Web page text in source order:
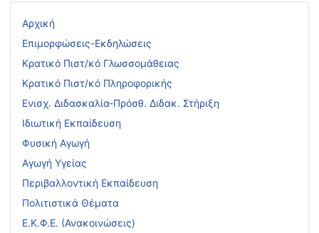
Αρχική
Επιμορφώσεις-Εκδηλώσεις
Κρατικό Πιστ/κό Γλωσσομάθειας
Κρατικό Πιστ/κό Πληροφορικής
Ενισχ. Διδασκαλία-Πρόσθ. Διδακ. Στήριξη
Ιδιωτική Εκπαίδευση
Φυσική Αγωγή
Αγωγή Υγείας
Περιβαλλοντική Εκπαίδευση
Πολιτιστικά Θέματα
Ε.Κ.Φ.Ε. (Ανακοινώσεις)